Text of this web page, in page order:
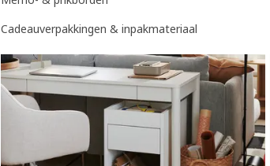
Cadeauverpakkingen & inpakmateriaal